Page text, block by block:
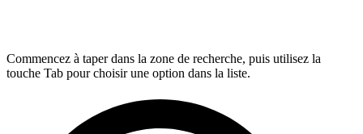
Commencez à taper dans la zone de recherche, puis utilisez la
touche Tab pour choisir une option dans la liste.